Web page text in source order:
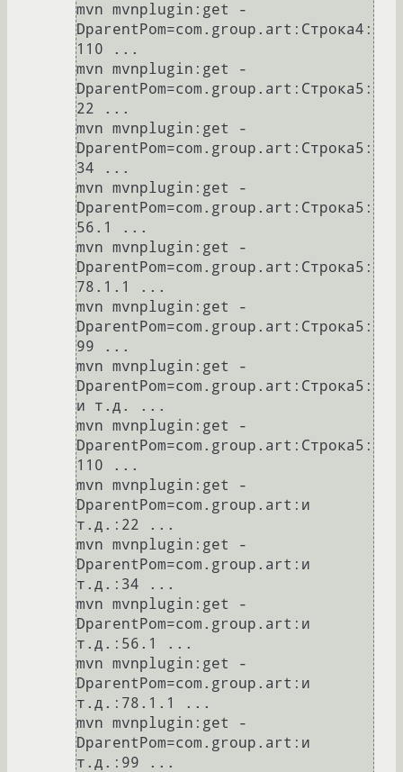
mvn mvnplugin:get -
DparentPom=com.group.art:Строка4:
110 ...
mvn mvnplugin:get -
DparentPom=com.group.art:Строка5:
22 ...
mvn mvnplugin:get -
DparentPom=com.group.art:Строка5:
34 ...
mvn mvnplugin:get -
DparentPom=com.group.art:Строка5:
56.1 ...
mvn mvnplugin:get -
DparentPom=com.group.art:Строка5:
78.1.1 ...
mvn mvnplugin:get -
DparentPom=com.group.art:Строка5:
99 ...
mvn mvnplugin:get -
DparentPom=com.group.art:Строка5:
и т.д. ...
mvn mvnplugin:get -
DparentPom=com.group.art:Строка5:
110 ...
mvn mvnplugin:get -
DparentPom=com.group.art:и
т.д.:22 ...
mvn mvnplugin:get -
DparentPom=com.group.art:и
т.д.:34 ...
mvn mvnplugin:get -
DparentPom=com.group.art:и
т.д.:56.1 ...
mvn mvnplugin:get -
DparentPom=com.group.art:и
т.д.:78.1.1 ...
mvn mvnplugin:get -
DparentPom=com.group.art:и
т.д.:99 ...